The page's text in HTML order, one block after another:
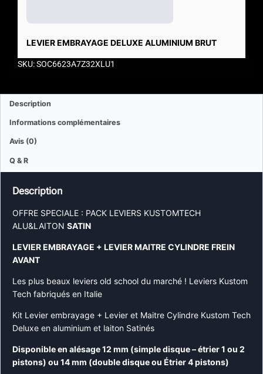
LEVIER EMBRAYAGE DELUXE ALUMINIUM BRUT
SKU: SOC6623A7Z32XLU1
Description
Informations complémentaires
Avis (0)
Q & R
Description
OFFRE SPECIALE : PACK LEVIERS KUSTOMTECH
ALU&LAITON SATIN
LEVIER EMBRAYAGE + LEVIER MAITRE CYLINDRE FREIN
AVANT
Les plus beaux leviers old school du marché ! Leviers Kustom
Tech fabriqués en Italie
Kit Levier embrayage + Levier et Maitre Cylindre Kustom Tech
Deluxe en aluminium et laiton Satinés
Disponible en alésage 12 mm (simple disque – étrier 1 ou 2
pistons) ou 14 mm (double disque ou Étrier 4 pistons)